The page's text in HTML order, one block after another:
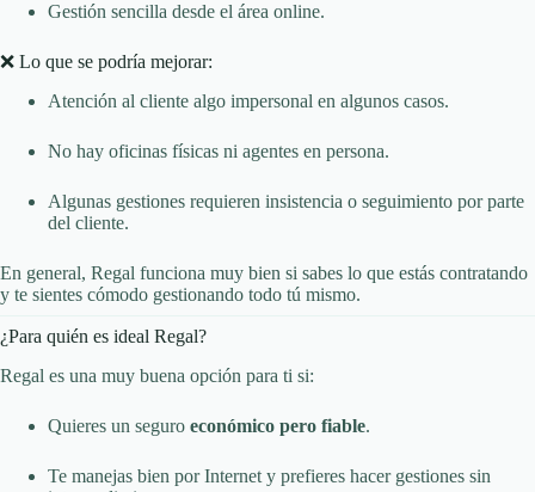
Gestión sencilla desde el área online.
❌ Lo que se podría mejorar:
Atención al cliente algo impersonal en algunos casos.
No hay oficinas físicas ni agentes en persona.
Algunas gestiones requieren insistencia o seguimiento por parte
del cliente.
En general, Regal funciona muy bien si sabes lo que estás contratando
y te sientes cómodo gestionando todo tú mismo.
¿Para quién es ideal Regal?
Regal es una muy buena opción para ti si:
Quieres un seguro económico pero fiable.
Te manejas bien por Internet y prefieres hacer gestiones sin